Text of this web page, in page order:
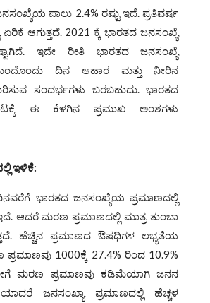
ಪಾಲು 2.4% ರಷ್ಟು ಇದೆ. ಪ್ರತಿವರ್ಷ
ಆಗುತ್ತದೆ. 2021 ಕ್ಕೆ ಭಾರತದ ಜನಸಂಖ್ಯೆ
ಇದೇ ರೀತಿ ಭಾರತದ ಜನಸಂಖ್ಯೆ
ದಿನ ಆಹಾರ ಮತ್ತು ನೀರಿನ
ಸಂದರ್ಭಗಳು ಬರಬಹುದು. ಭಾರತದ
ಈ ಕೆಳಗಿನ ಪ್ರಮುಖ ಅಂಶಗಳು
ಇಳಿಕೆ:
ಭಾರತದ ಜನಸಂಖ್ಯೆಯ ಪ್ರಮಾಣದಲ್ಲಿ
ಆದರೆ ಮರಣ ಪ್ರಮಾಣದಲ್ಲಿ ಮಾತ್ರ ತುಂಬಾ
ಹೆಚ್ಚಿನ ಪ್ರಮಾಣದ ಔಷಧಿಗಳ ಲಭ್ಯತೆಯ
1000ಕ್ಕೆ 27.4% ರಿಂದ 10.9%
ಮರಣ ಪ್ರಮಾಣವು ಕಡಿಮೆಯಾಗಿ ಜನನ
ಜನಸಂಖ್ಯಾ ಪ್ರಮಾಣದಲ್ಲಿ ಹೆಚ್ಚಳ